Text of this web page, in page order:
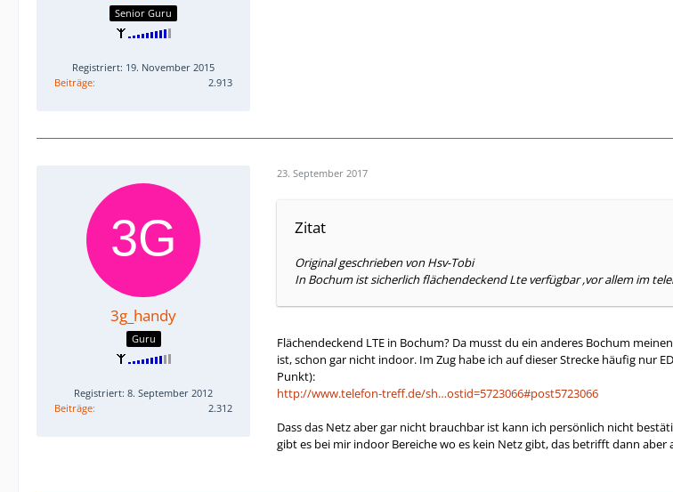
Senior Guru
Registriert: 19. November 2015
Beiträge
2.913
3g_handy
Guru
Registriert: 8. September 2012
Beiträge
2.312
23. September 2017
Zitat
Original geschrieben von Hsv-Tobi
In Bochum ist sicherlich flächendeckend Lte verfügbar ,vor allem im
Flächendeckend LTE in Bochum? Da musst du ein anderes Bochum
ist, schon gar nicht indoor. Im Zug habe ich auf dieser Strecke häufig nur
Punkt):
http://www.telefon-treff.de/sh…ostid=5723066#post5723066
Dass das Netz aber gar nicht brauchbar ist kann ich persönlich nicht
gibt es bei mir indoor Bereiche wo es kein Netz gibt, das betrifft dann aber